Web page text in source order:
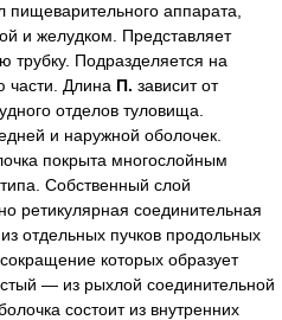
пищеварительного аппарата,
и желудком. Представляет
Подразделяется на
Длина П. зависит от
отделов туловища.
и наружной оболочек.
покрыта многослойным
Собственный слой
ретикулярная соединительная
отдельных пучков продольных
которых образует
— из рыхлой соединительной
состоит из внутренних